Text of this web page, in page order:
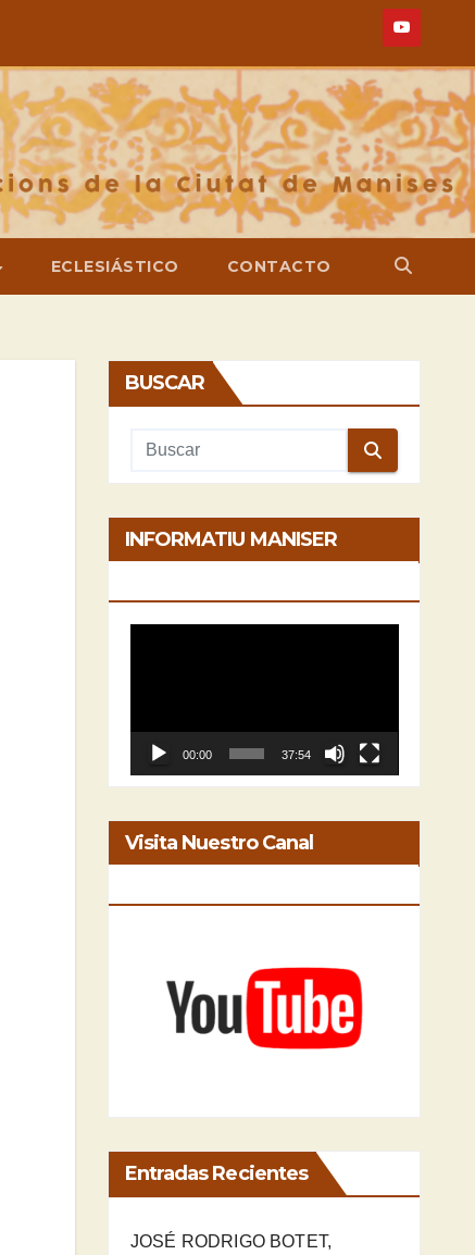
ECLESIÁSTICO CONTACTO
BUSCAR
INFORMATIU MANISER
00:00 37:54
Visita Nuestro Canal
Entradas Recientes
JOSÉ RODRIGO BOTET,